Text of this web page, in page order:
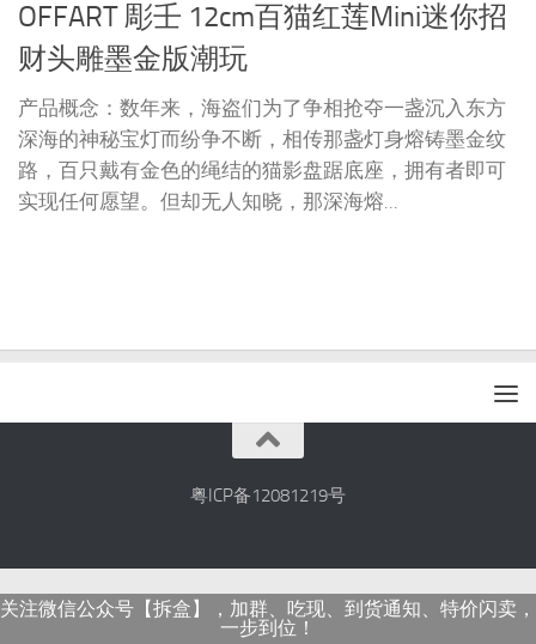
OFFART 彫壬 12cm百猫红莲Mini迷你招
财头雕墨金版潮玩
产品概念：数年来，海盗们为了争相抢夺一盏沉入东方
深海的神秘宝灯而纷争不断，相传那盏灯身熔铸墨金纹
路，百只戴有金色的绳结的猫影盘踞底座，拥有者即可
实现任何愿望。但却无人知晓，那深海熔...
粤ICP备12081219号
关注微信公众号【拆盒】，加群、吃现、到货通知、特价闪卖，
一步到位！